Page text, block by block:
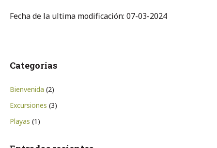
Fecha de la ultima modificación: 07-03-2024
Categorías
Bienvenida (2)
Excursiones (3)
Playas (1)